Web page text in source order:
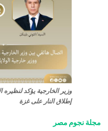
وزير الخارجية يؤكد
إطلاق النار على غزة
مجلة نجوم مصر